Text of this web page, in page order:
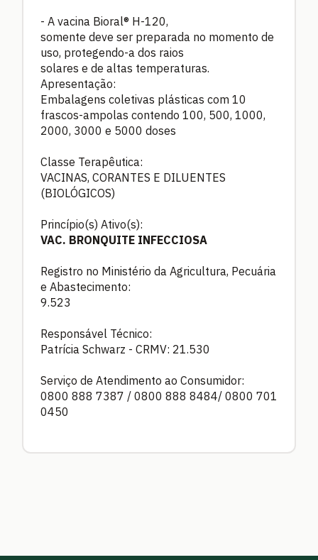
- A vacina Bioral® H-120,
somente deve ser preparada no momento de
uso, protegendo-a dos raios
solares e de altas temperaturas.
Apresentação:
Embalagens coletivas plásticas com 10
frascos-ampolas contendo 100, 500, 1000,
2000, 3000 e 5000 doses
Classe Terapêutica:
VACINAS, CORANTES E DILUENTES
(BIOLÓGICOS)
Princípio(s) Ativo(s):
VAC. BRONQUITE INFECCIOSA
Registro no Ministério da Agricultura, Pecuária
e Abastecimento:
9.523
Responsável Técnico:
Patrícia Schwarz - CRMV: 21.530
Serviço de Atendimento ao Consumidor:
0800 888 7387 / 0800 888 8484/ 0800 701
0450